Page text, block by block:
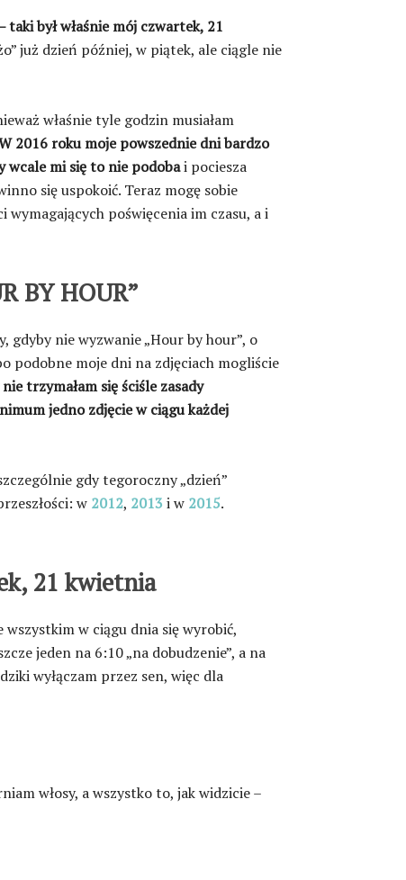
taki był właśnie mój czwartek, 21
już dzień później, w piątek, ale ciągle nie
właśnie tyle godzin musiałam
2016 roku moje powszednie dni bardzo
wcale mi się to nie podobai pociesza
się uspokoić. Teraz mogę sobie
poświęcenia im czasu, a i
BY HOUR”
gdyby nie wyzwanie „Hour by hour”, o
podobne moje dni na zdjęciach mogliście
trzymałam się ściśle zasady
jedno zdjęcie w ciągu każdej
gdy tegoroczny „dzień”
w 2012, 2013 i w 2015.
21 kwietnia
wszystkim w ciągu dnia się wyrobić,
jeden na 6:10 „na dobudzenie”, a na
wyłączam przez sen, więc dla
włosy, a wszystko to, jak widzicie –